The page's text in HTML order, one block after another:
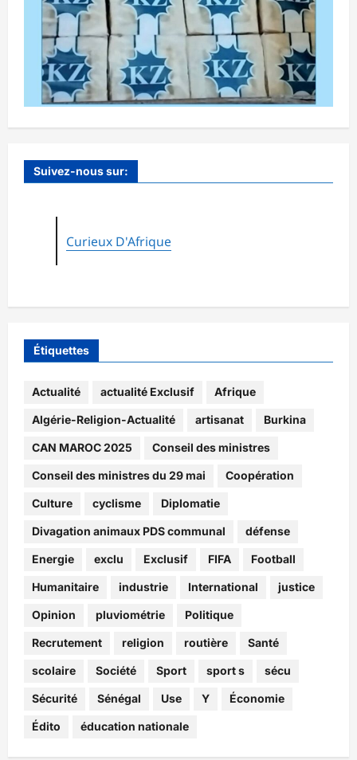
Suivez-nous sur:
Curieux D'Afrique
Étiquettes
Actualité actualité Exclusif Afrique
Algérie-Religion-Actualité artisanat Burkina
CAN MAROC 2025 Conseil des ministres
Conseil des ministres du 29 mai Coopération
Culture cyclisme Diplomatie
Divagation animaux PDS communal défense
Energie exclu Exclusif FIFA Football
Humanitaire industrie International justice
Opinion pluviométrie Politique
Recrutement religion routière Santé
scolaire Société Sport sport s sécu
Sécurité Sénégal Use Y Économie
Édito éducation nationale